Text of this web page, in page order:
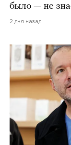
было — не
2 дня назад